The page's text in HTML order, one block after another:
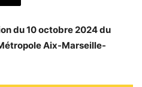
du 10 octobre 2024 du
Aix-Marseille-